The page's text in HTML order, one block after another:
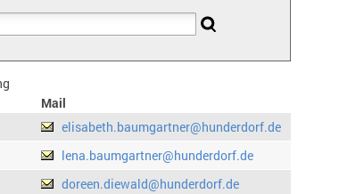
Mail
elisabeth.baumgartner@hunderdorf.de
lena.baumgartner@hunderdorf.de
doreen.diewald@hunderdorf.de